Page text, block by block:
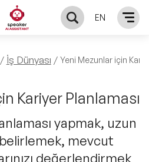
EN
İş Dünyası Yeni Mezunlar için
Kariyer Planlaması
yapmak, uzun
mevcut
değerlendirmek